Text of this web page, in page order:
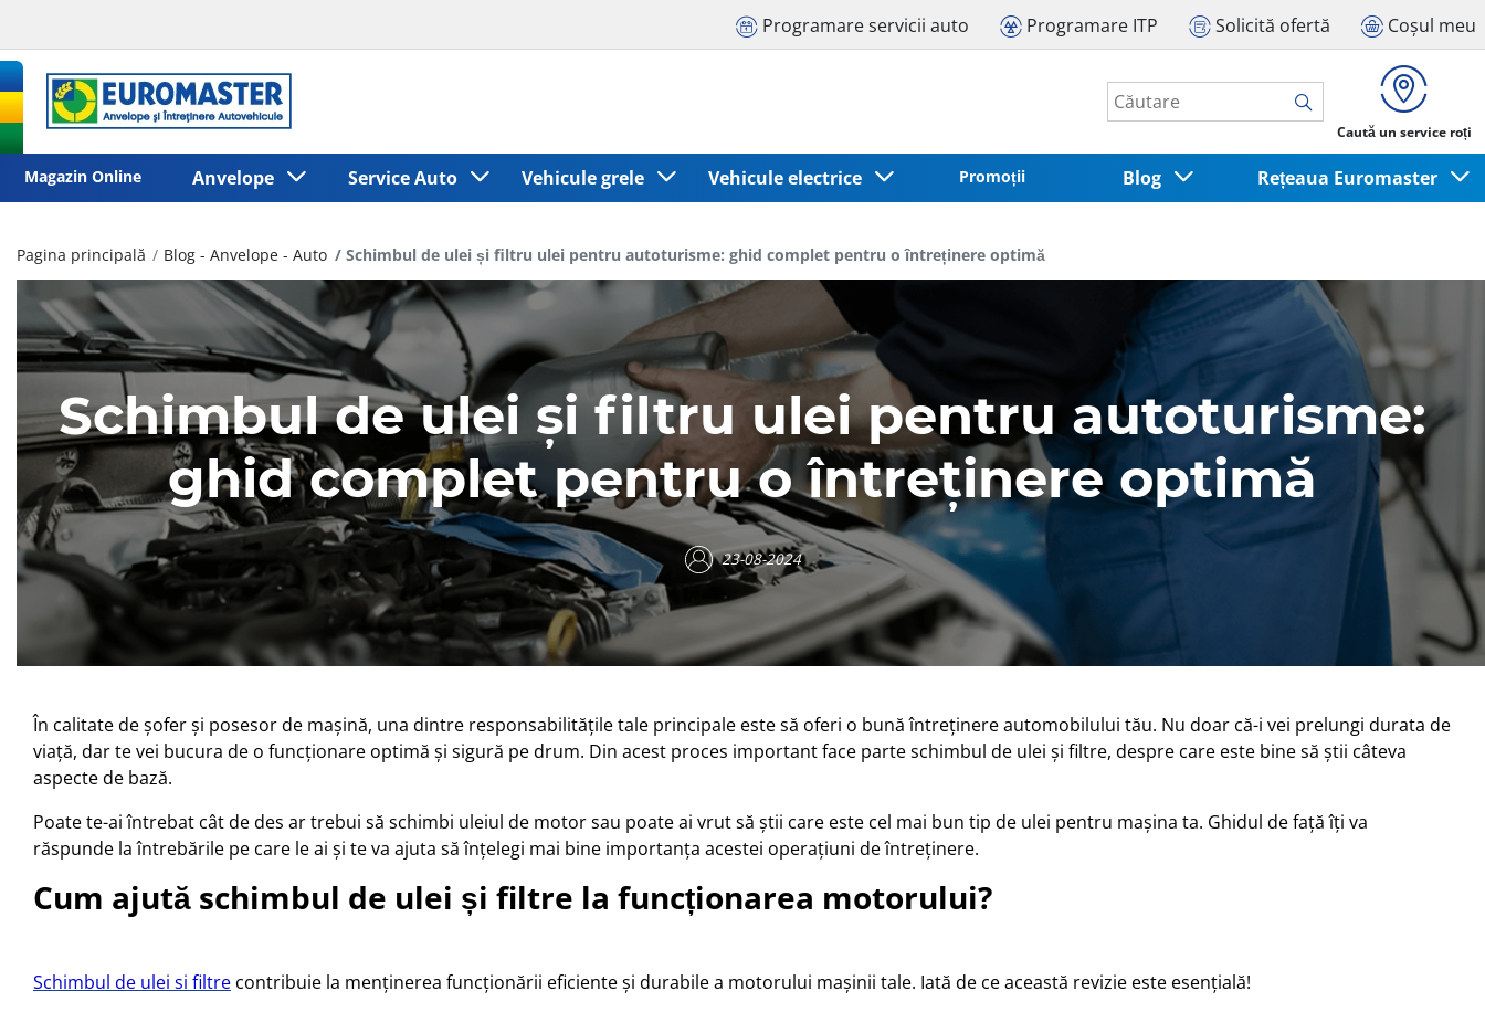
Programare servicii auto Programare ITP Solicită ofertă Coșul meu
Caută un service roți
Magazin Online Anvelope Service Auto Vehicule grele Vehicule electrice Promoții Blog Rețeaua Euromaster
Pagina principală Blog - Anvelope - Auto Schimbul de ulei și filtru ulei pentru autoturisme: ghid complet pentru o întreținere optimă
Schimbul de ulei și filtru ulei pentru autoturisme:
ghid complet pentru o întreținere optimă
23-08-2024
În calitate de șofer și posesor de mașină, una dintre responsabilitățile tale principale este să oferi o bună întreținere automobilului tău. Nu doar că-i vei prelungi durata de
viață, dar te vei bucura de o funcționare optimă și sigură pe drum. Din acest proces important face parte schimbul de ulei și filtre, despre care este bine să știi câteva
aspecte de bază.
Poate te-ai întrebat cât de des ar trebui să schimbi uleiul de motor sau poate ai vrut să știi care este cel mai bun tip de ulei pentru mașina ta. Ghidul de față îți va
răspunde la întrebările pe care le ai și te va ajuta să înțelegi mai bine importanța acestei operațiuni de întreținere.
Cum ajută schimbul de ulei și filtre la funcționarea motorului?
Schimbul de ulei si filtre contribuie la menținerea funcționării eficiente și durabile a motorului mașinii tale. Iată de ce această revizie este esențială!